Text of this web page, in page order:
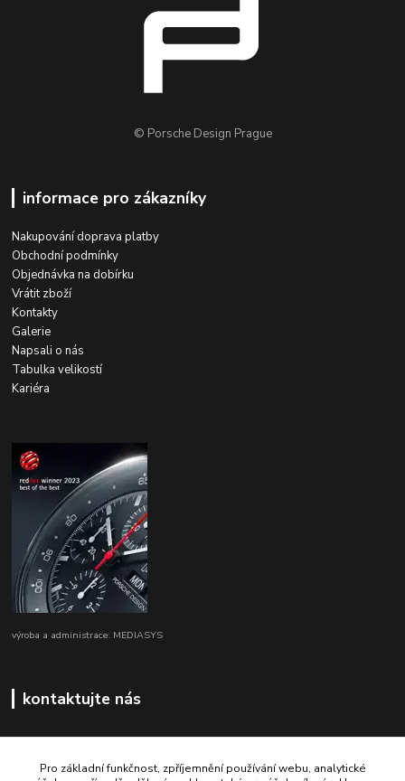
© Porsche Design Prague
informace pro zákazníky
Nakupování doprava platby
Obchodní podmínky
Objednávka na dobírku
Vrátit zboží
Kontakty
Galerie
Napsali o nás
Tabulka velikostí
Kariéra
výroba a administrace: MEDIASYS
kontaktujte nás
Pro základní funkčnost, zpříjemnění používání webu, analytické